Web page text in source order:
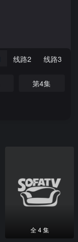
线路2 线路3
第4集
全 4 集